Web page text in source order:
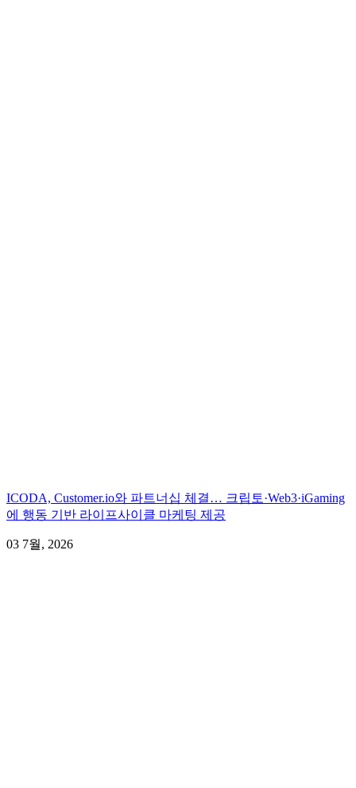
ICODA, Customer.io와 파트너십 체결… 크립토·Web3·iGaming
에 행동 기반 라이프사이클 마케팅 제공
03 7월, 2026